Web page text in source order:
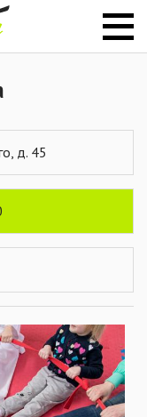
д. 45